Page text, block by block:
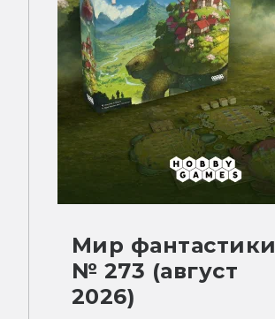
Мир фантастики
№ 273 (август
2026)